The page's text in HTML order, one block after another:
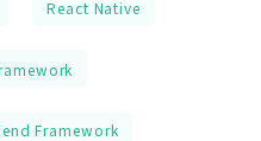
React Native
Framework